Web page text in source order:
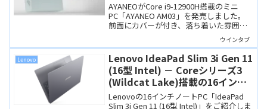
AYANEOがCore i9-12900H搭載のミニ
PC「AYANEO AM03」を発売しました。
前面にカバーが付き、落ち着いた雰囲気
のRGBライトやスピーカーを搭載する、
ウインタブ
Lenovo
Lenovo IdeaPad Slim 3i Gen 11
(16型 Intel) － Coreシリーズ3
(Wildcat Lake)搭載の16インチ
スタンダードノート
Lenovoの16インチノートPC「IdeaPad
Slim 3i Gen 11 (16型 Intel)」をご紹介しま